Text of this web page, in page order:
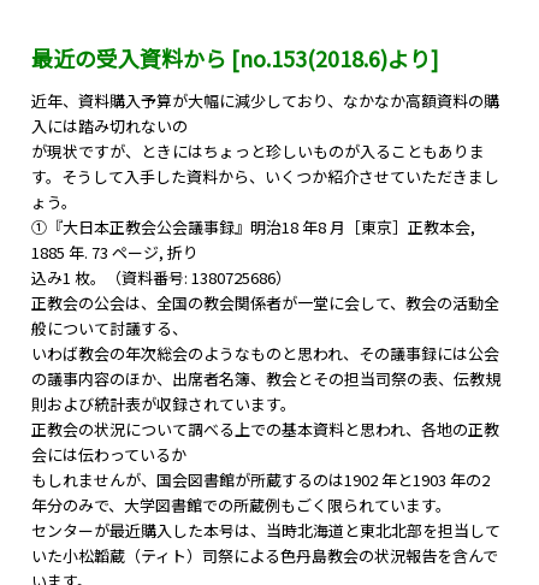
最近の受入資料から [no.153(2018.6)より]
近年、資料購入予算が大幅に減少しており、なかなか高額資料の購
入には踏み切れないの
が現状ですが、ときにはちょっと珍しいものが入ることもありま
す。そうして入手した資料から、いくつか紹介させていただきまし
ょう。
①『大日本正教会公会議事録』明治18 年8 月［東京］正教本会,
1885 年. 73 ページ, 折り
込み1 枚。（資料番号: 1380725686）
正教会の公会は、全国の教会関係者が一堂に会して、教会の活動全
般について討議する、
いわば教会の年次総会のようなものと思われ、その議事録には公会
の議事内容のほか、出席者名簿、教会とその担当司祭の表、伝教規
則および統計表が収録されています。
正教会の状況について調べる上での基本資料と思われ、各地の正教
会には伝わっているか
もしれませんが、国会図書館が所蔵するのは1902 年と1903 年の2
年分のみで、大学図書館での所蔵例もごく限られています。
センターが最近購入した本号は、当時北海道と東北北部を担当して
いた小松韜蔵（ティト）司祭による色丹島教会の状況報告を含んで